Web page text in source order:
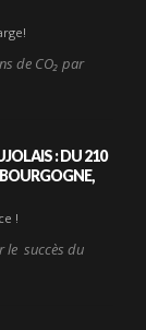
de CO₂ par
: DU 210
!
le succès du